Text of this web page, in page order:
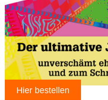
Hier bestellen